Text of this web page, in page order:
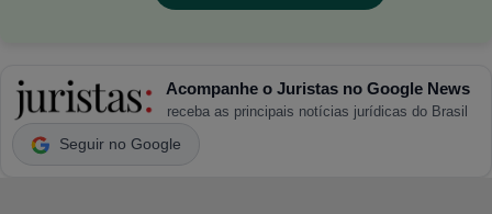
Acompanhe o Juristas no Google News
receba as principais notícias jurídicas do Brasil
Seguir no Google